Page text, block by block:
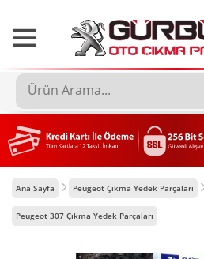
Ana Sayfa Peugeot Çıkma Yedek Parçaları
Peugeot 307 Çıkma Yedek Parçaları